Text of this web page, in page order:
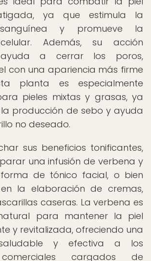
ya que estimula la
y promueve la
Además, su acción
ayuda a cerrar los poros,
con una apariencia más firme
planta es especialmente
pieles mixtas y grasas, ya
producción de sebo y ayuda
no deseado.
sus beneficios tonificantes,
una infusión de verbena y
de tónico facial, o bien
la elaboración de cremas,
caseras. La verbena es
para mantener la piel
y revitalizada, ofreciendo una
y efectiva a los
cargados de